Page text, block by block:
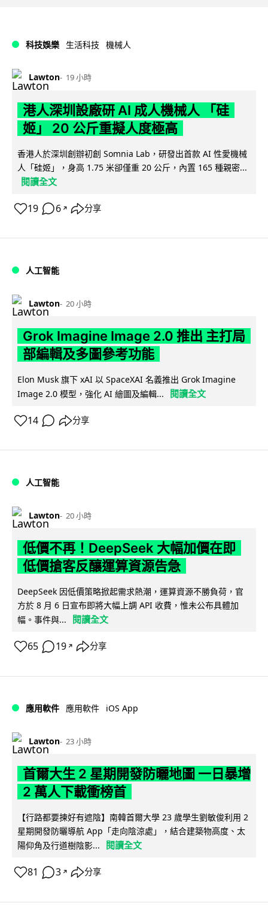
科技娛樂 生活科技 機械人
Lawton 19 小時
港人深圳設廠研 AI 成人機械人 「硅
姬」 20 公斤重擬人度極高
香港人於深圳創辦初創 Somnia Lab，研發出首款 AI 性愛機械
人「硅姬」，身高 1.75 米卻僅重 20 公斤，內置 165 種親密...
閱讀全文
19 6 ↗ 分享
人工智能
Lawton 20 小時
Grok Imagine Image 2.0 推出 主打局
部編輯及多圖參考功能
Elon Musk 旗下 xAI 以 SpaceXAI 名義推出 Grok Imagine
Image 2.0 模型，強化 AI 繪圖及編輯...
閱讀全文
14 分享
人工智能
Lawton 20 小時
低價不再！DeepSeek 大幅加價在即
低價搶客反釀運算資源告急
DeepSeek 因低價策略掀起需求熱潮，運算資源不勝負荷，官
方於 8 月 6 日宣布即將大幅上調 API 收費，惟未公布具體加
幅。事件與...
閱讀全文
65 19 ↗ 分享
應用軟件 應用軟件 iOS App
Lawton 23 小時
首爾大生 2 星期開發防曬地圖 一日暴增
2 萬人下載衝榜首
【行路都要揀好有遮陰】南韓首爾大學 23 歲學生劉敏俊利用 2
星期開發防曬導航 App「走向陰涼處」，結合建築物高度、太
陽仰角及行道樹陰影...
閱讀全文
81 3 ↗ 分享